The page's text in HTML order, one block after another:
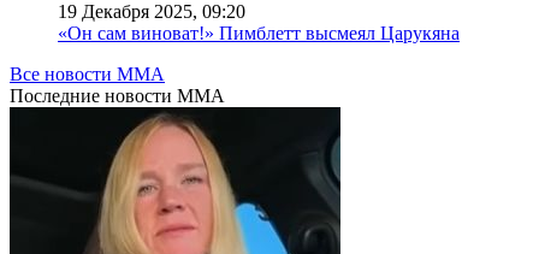
19 Декабря 2025, 09:20
«Он сам виноват!» Пимблетт высмеял Царукяна
Все новости MMA
Последние новости MMA